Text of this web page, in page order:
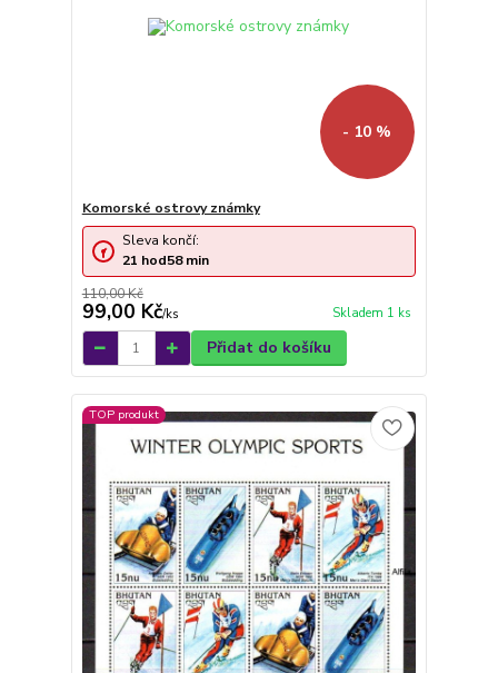
- 10 %
Komorské ostrovy známky
110,00 Kč
99,00 Kč/ks Skladem 1 ks
Sleva končí:
21 hod58min
Přidat do košíku
TOP produkt